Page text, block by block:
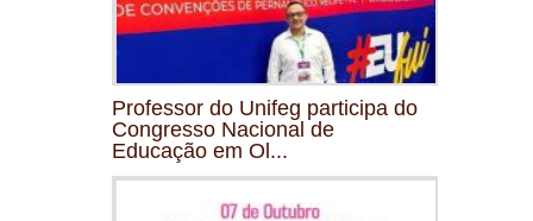
Professor do Unifeg participa do
Congresso Nacional de
Educação em Ol...